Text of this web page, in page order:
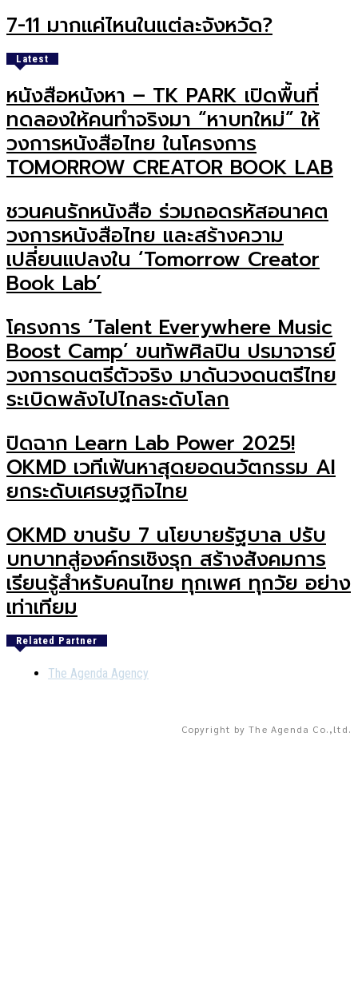
7-11 มากแค่ไหนในแต่ละจังหวัด?
Latest
หนังสือหนังหา – TK PARK เปิดพื้นที่
ทดลองให้คนทำจริงมา “หาบทใหม่” ให้
วงการหนังสือไทย ในโครงการ
TOMORROW CREATOR BOOK LAB
ชวนคนรักหนังสือ ร่วมถอดรหัสอนาคต
วงการหนังสือไทย และสร้างความ
เปลี่ยนแปลงใน ‘Tomorrow Creator
Book Lab’
โครงการ ‘Talent Everywhere Music
Boost Camp’ ขนทัพศิลปิน ปรมาจารย์
วงการดนตรีตัวจริง มาดันวงดนตรีไทย
ระเบิดพลังไปไกลระดับโลก
ปิดฉาก Learn Lab Power 2025!
OKMD เวทีเฟ้นหาสุดยอดนวัตกรรม AI
ยกระดับเศรษฐกิจไทย
OKMD ขานรับ 7 นโยบายรัฐบาล ปรับ
บทบาทสู่องค์กรเชิงรุก สร้างสังคมการ
เรียนรู้สำหรับคนไทย ทุกเพศ ทุกวัย อย่าง
เท่าเทียม
Related Partner
The Agenda Agency
Copyright by The Agenda Co.,ltd.